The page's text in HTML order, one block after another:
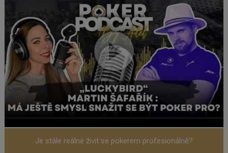
Je stále reálné živit se pokerem profesionálně?